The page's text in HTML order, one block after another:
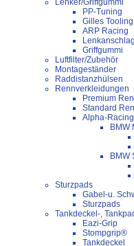
Lenker/Griffgummi
PP-Tuning
Gilles Tooling
ARP Racing
Griffgummi
Luftfilter/Zubehör
Montageständer
Raddistanzhülsen
Rennverkleidungen
Premium
Standard
Alpha-
BMW
BMW
Sturzpads
Gabel-u.
Sturzpads
Tankdeckel-,
Eazi-Grip
Stompgrip®
Tankdeckel